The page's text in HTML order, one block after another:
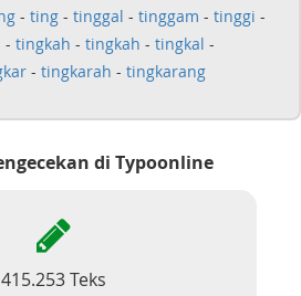
- ting - tinggal - tinggam - tinggi -
- tingkah - tingkah - tingkal -
- tingkarah - tingkarang
di Typoonline
415.253 Teks